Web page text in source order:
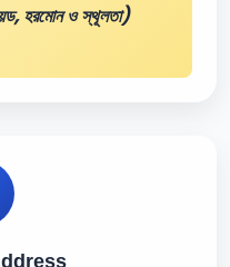
হরমোন ও স্থূলতা)